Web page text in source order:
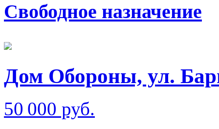
Свободное назначение
Дом Обороны, ул.
50 000 руб.